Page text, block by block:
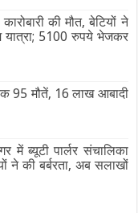
की मौत, बेटियों ने
यात्रा; 5100 रुपये भेजकर
95 मौतें, 16 लाख आबादी
में ब्यूटी पार्लर संचालिका
ने की बर्बरता, अब सलाखों